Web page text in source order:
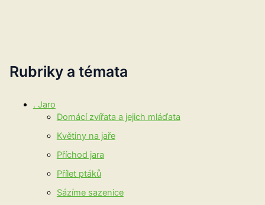
Rubriky a témata
. Jaro
Domácí zvířata a jejich mláďata
Květiny na jaře
Příchod jara
Přílet ptáků
Sázíme sazenice